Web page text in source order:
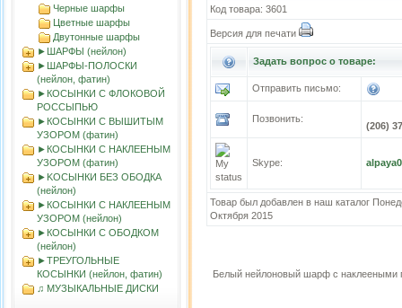
Черные шарфы
Цветные шарфы
Двутонные шарфы
►ШАРФЫ (нейлон)
►ШАРФЫ-ПОЛОСКИ
(нейлон, фатин)
►КОСЫНКИ С ФЛОКОВОЙ
РОССЫПЬЮ
►КОСЫНКИ С ВЫШИТЫМ
УЗОРОМ (фатин)
►КОСЫНКИ С НАКЛЕЕНЫМ
УЗОРОМ (фатин)
►KOСЫНКИ БЕЗ ОБОДКА
(нейлон)
►КОСЫНКИ С НАКЛЕЕНЫМ
УЗОРОМ (нейлон)
►КОСЫНКИ С ОБОДКОМ
(нейлон)
►ТРЕУГОЛЬНЫЕ
КОСЫНКИ (нейлон, фатин)
♫ МУЗЫКАЛЬНЫЕ ДИСКИ
Код товара: 3601
Версия для печати
Задать вопрос о товаре:
Отправить письмо:
Позвонить:
(206)
Skype:
Товар был добавлен в наш каталог
Октября 2015
Белый нейлоновый шарф с наклееными